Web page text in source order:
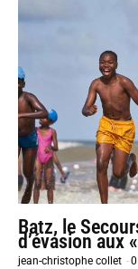
Batz, le
d’évasion aux
jean-christophe collet -